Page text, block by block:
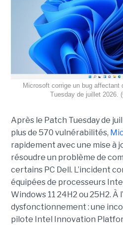
Microsoft corrige un bug
Tuesday de juillet 2026.
Après le Patch Tuesday de
plus de 570 vulnérabilités,
rapidement avec une mise à
résoudre un problème de
certains PC Dell. L’incident
équipées de processeurs
Windows 11 24H2 ou 25H2. À
dysfonctionnement : une
pilote Intel Innovation